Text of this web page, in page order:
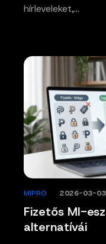
hírleveleket,…
Fizetős MI-
alternatívái
MIPRO 2026-03-03